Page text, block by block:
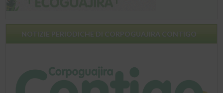
NOTIZIE PERIODICHE DI CORPOGUAJIRA CONTIGO